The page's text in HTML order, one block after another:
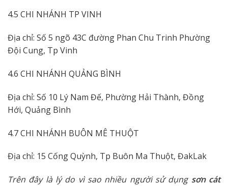
4.5 CHI NHÁNH TP VINH
Địa chỉ: Số 5 ngõ 43C đường Phan Chu Trinh Phường
Đội Cung, Tp Vinh
4.6 CHI NHÁNH QUẢNG BÌNH
Địa chỉ: Số 10 Lý Nam Đế, Phường Hải Thành, Đồng
Hới, Quảng Bình
4.7 CHI NHÁNH BUÔN MÊ THUỘT
Địa chỉ: 15 Cống Quỳnh, Tp Buôn Ma Thuột, ĐakLak
Trên đây là lý do vì sao nhiều người sử dụng sơn cát